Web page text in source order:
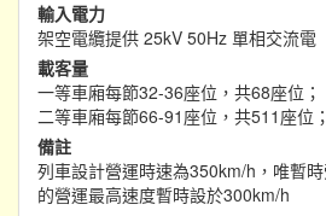
輸入電力
架空電纜提供 25kV 50Hz 單相交流電
載客量
一等車廂每節32-36座位，共68座位；
二等車廂每節66-91座位，共511座位；
備註
列車設計營運時速為350km/h，唯暫
的營運最高速度暫時設於300km/h